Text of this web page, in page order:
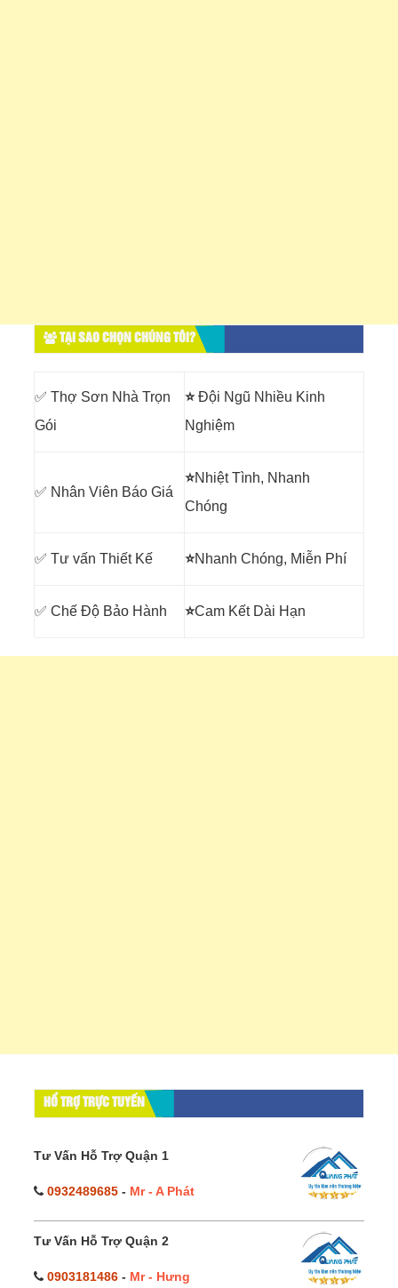
TẠI SAO CHỌN CHÚNG TÔI?
✅ Thợ Sơn Nhà Trọn
Gói
⭐Đội Ngũ Nhiều Kinh
Nghiệm
✅ Nhân Viên Báo Giá
⭐Nhiệt Tình, Nhanh
Chóng
✅ Tư vấn Thiết Kế ⭐Nhanh Chóng, Miễn Phí
✅ Chế Độ Bảo Hành ⭐Cam Kết Dài Hạn
HỔ TRỢ TRỰC TUYẾN
Tư Vấn Hỗ Trợ Quận 1
0932489685 - Mr - A Phát
Tư Vấn Hỗ Trợ Quận 2
0903181486 - Mr - Hưng